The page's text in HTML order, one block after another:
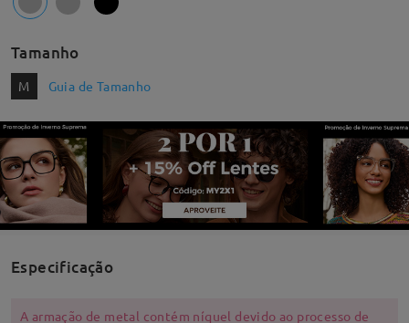
Tamanho
M Guia de Tamanho
Especificação
A armação de metal contém níquel devido ao processo de